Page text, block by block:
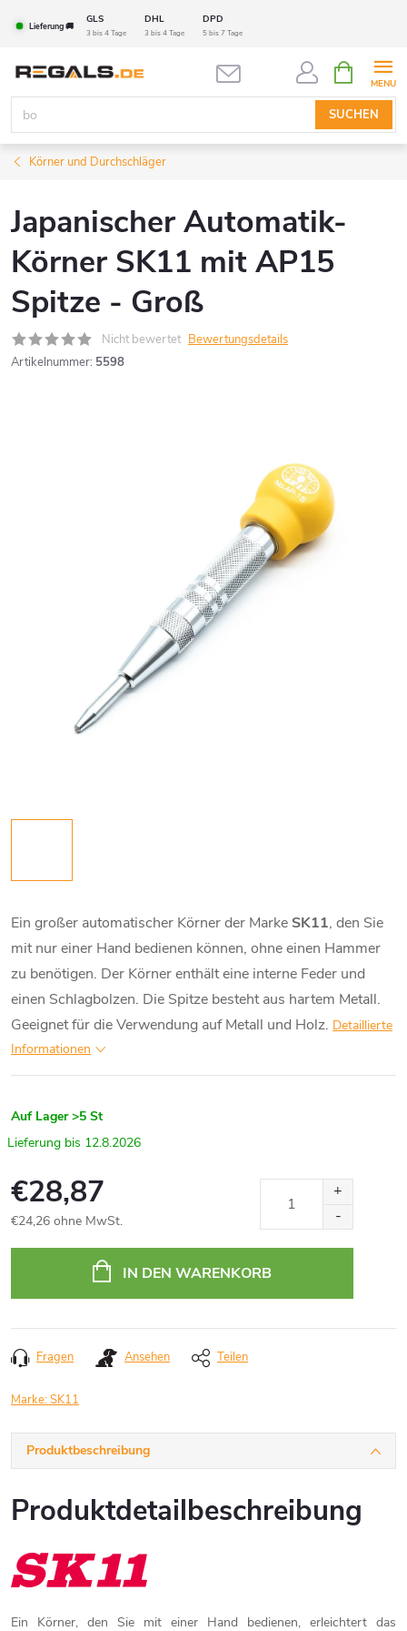
InhaltLieferung 🚚
GLS DHL DPD
3 bis 4 Tage 3 bis 4 Tage 5 bis 7 Tage
SUCHEN
Körner und Durchschläger
Japanischer Automatik-
Körner SK11 mit AP15
Spitze - Groß
Nicht bewertet Bewertungsdetails
Artikelnummer: 5598
Ein großer automatischer Körner der Marke SK11, den Sie
mit nur einer Hand bedienen können, ohne einen Hammer
zu benötigen. Der Körner enthält eine interne Feder und
einen Schlagbolzen. Die Spitze besteht aus hartem Metall.
Geeignet für die Verwendung auf Metall und Holz. Detaillierte
Informationen
Auf Lager >5 St
12.8.2026
€28,87
€24,26 ohne MwSt.
IN DEN WARENKORB
Fragen Ansehen Teilen
Marke:SK11
Produktbeschreibung
Produktdetailbeschreibung
Ein Körner, den Sie mit einer Hand bedienen, erleichtert das